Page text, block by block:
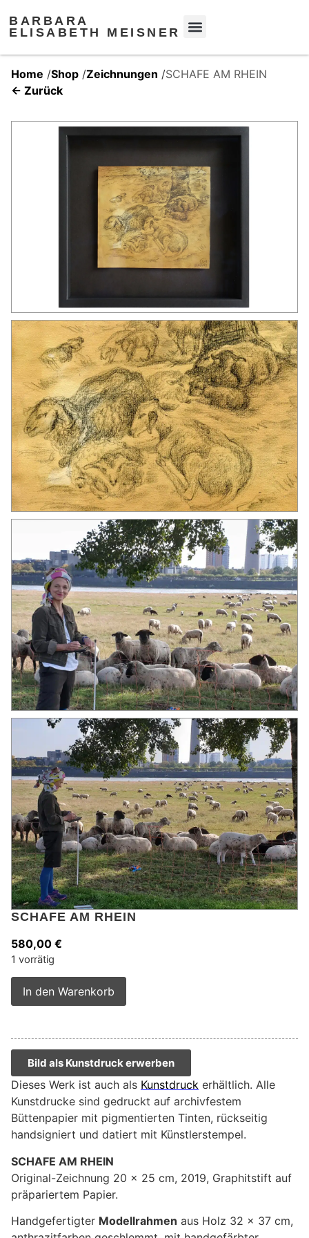
BARBARA
ELISABETH MEISNER
Home /Shop /Zeichnungen /SCHAFE AM RHEIN
← Zurück
SCHAFE AM RHEIN
580,00 €
1 vorrätig
In den Warenkorb
Bild als Kunstdruck erwerben
Dieses Werk ist auch als Kunstdruck erhältlich. Alle
Kunstdrucke sind gedruckt auf archivfestem
Büttenpapier mit pigmentierten Tinten, rückseitig
handsigniert und datiert mit Künstlerstempel.
SCHAFE AM RHEIN
Original-Zeichnung 20 x 25 cm, 2019, Graphitstift auf
präpariertem Papier.
Handgefertigter Modellrahmen aus Holz 32 x 37 cm,